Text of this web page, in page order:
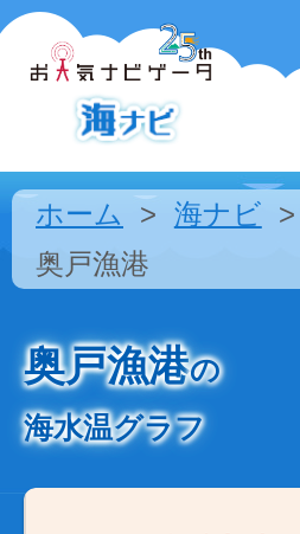
ホーム 海ナビ
奥戸漁港
奥戸漁港の
海水温グラフ